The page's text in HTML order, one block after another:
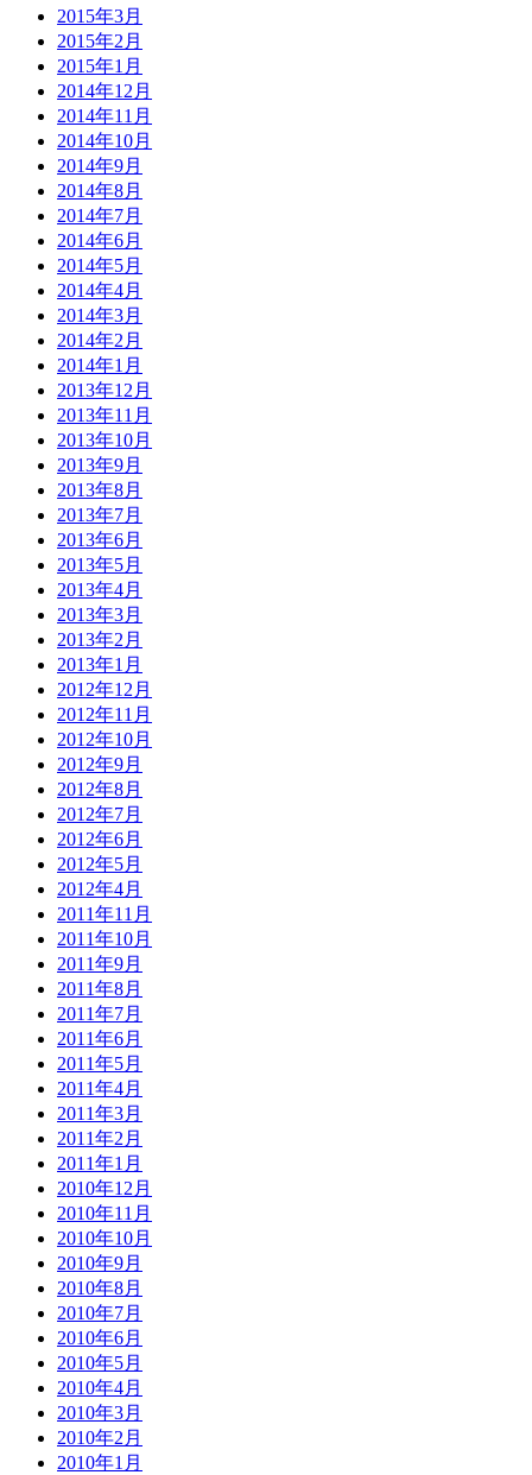
2015年3月
2015年2月
2015年1月
2014年12月
2014年11月
2014年10月
2014年9月
2014年8月
2014年7月
2014年6月
2014年5月
2014年4月
2014年3月
2014年2月
2014年1月
2013年12月
2013年11月
2013年10月
2013年9月
2013年8月
2013年7月
2013年6月
2013年5月
2013年4月
2013年3月
2013年2月
2013年1月
2012年12月
2012年11月
2012年10月
2012年9月
2012年8月
2012年7月
2012年6月
2012年5月
2012年4月
2011年11月
2011年10月
2011年9月
2011年8月
2011年7月
2011年6月
2011年5月
2011年4月
2011年3月
2011年2月
2011年1月
2010年12月
2010年11月
2010年10月
2010年9月
2010年8月
2010年7月
2010年6月
2010年5月
2010年4月
2010年3月
2010年2月
2010年1月